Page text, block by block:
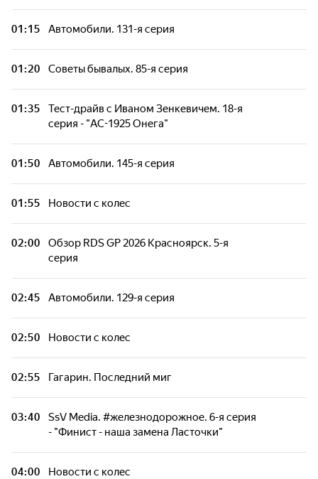
единственная Marussia GT"
Два колеса. 156-я серия
Автомобили. 138-я серия
01:15 Автомобили. 131-я серия
01:20 Советы бывалых. 85-я серия
01:35
Тест-драйв с Иваном Зенкевичем. 18-я
серия - "АС-1925 Онега"
01:50 Автомобили. 145-я серия
01:55 Новости с колес
02:00
Обзор RDS GP 2026 Красноярск. 5-я
серия
02:45 Автомобили. 129-я серия
02:50 Новости с колес
02:55 Гагарин. Последний миг
03:40
SsV Media. #железнодорожное. 6-я серия
- "Финист - наша замена Ласточки"
04:00 Новости с колес